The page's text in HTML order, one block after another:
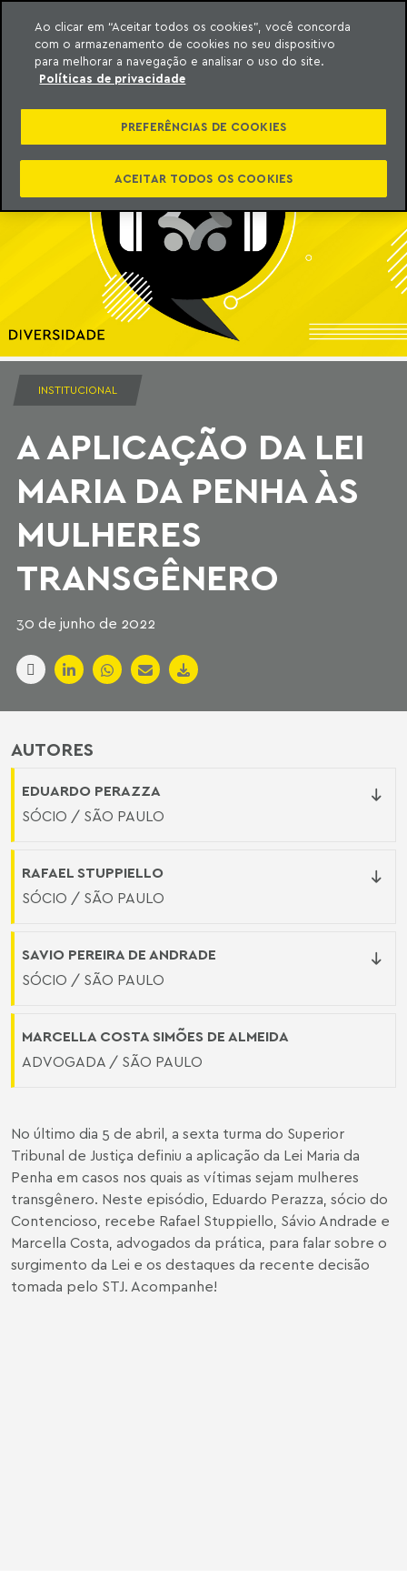
o conteúdo
Machado Meyer
INSTITUCIONAL
A APLICAÇÃO DA LEI
MARIA DA PENHA ÀS
MULHERES
TRANSGÊNERO
30 de junho de 2022
AUTORES
EDUARDO PERAZZA
SÓCIO / SÃO PAULO
RAFAEL STUPPIELLO
SÓCIO / SÃO PAULO
SAVIO PEREIRA DE ANDRADE
SÓCIO / SÃO PAULO
MARCELLA COSTA SIMÕES DE ALMEIDA
ADVOGADA / SÃO PAULO
No último dia 5 de abril, a sexta turma do Superior
Tribunal de Justiça definiu a aplicação da Lei Maria da
Penha em casos nos quais as vítimas sejam mulheres
transgênero. Neste episódio, Eduardo Perazza, sócio do
Contencioso, recebe Rafael Stuppiello, Sávio Andrade e
Marcella Costa, advogados da prática, para falar sobre o
surgimento da Lei e os destaques da recente decisão
tomada pelo STJ. Acompanhe!
Ao clicar em “Aceitar todos os cookies”, você concorda
com o armazenamento de cookies no seu dispositivo
para melhorar a navegação e analisar o uso do site.
Políticas de privacidade
PREFERÊNCIAS DE COOKIES
ACEITAR TODOS OS COOKIES